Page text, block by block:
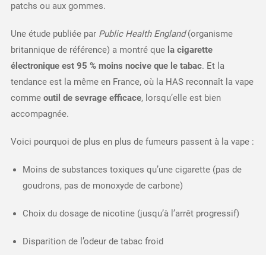
patchs ou aux gommes.
Une étude publiée par Public Health England(organisme
britannique de référence) a montré que la cigarette
électronique est 95 % moins nocive que le tabac. Et la
tendance est la même en France, où la HAS reconnaît la vape
comme outil de sevrage efficace, lorsqu’elle est bien
accompagnée.
Voici pourquoi de plus en plus de fumeurs passent à la vape :
Moins de substances toxiques qu’une cigarette (pas de
goudrons, pas de monoxyde de carbone)
Choix du dosage de nicotine (jusqu’à l’arrêt progressif)
Disparition de l’odeur de tabac froid